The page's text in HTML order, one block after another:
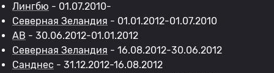
Лингбю - 01.07.2010-
Северная Зеландия - 01.01.2012-01.07.2010
AB - 30.06.2012-01.01.2012
Северная Зеландия - 16.08.2012-30.06.2012
Санднес - 31.12.2012-16.08.2012